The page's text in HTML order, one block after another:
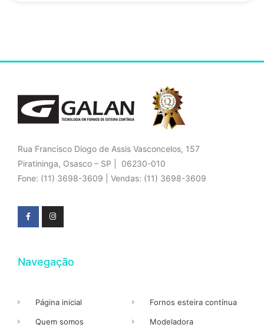
Rua Francisco Diogo de Assis Vasconcelos, 157
Piratininga, Osasco – SP | 06230-010
Fone: (11) 3698-3609 | Vendas: (11) 3698-3609
Navegação
Página inicial
Quem somos
Fornos esteira contínua
Modeladora